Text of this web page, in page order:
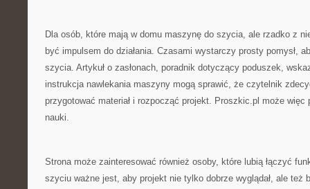
Dla osób, które mają w domu maszynę do szycia, ale rzadko z
być impulsem do działania. Czasami wystarczy prosty pomysł,
szycia. Artykuł o zasłonach, poradnik dotyczący poduszek,
instrukcja nawlekania maszyny mogą sprawić, że czytelnik
przygotować materiał i rozpocząć projekt. Proszkic.pl może więc
nauki.
Strona może zainteresować również osoby, które lubią łączyć
szyciu ważne jest, aby projekt nie tylko dobrze wyglądał, ale też